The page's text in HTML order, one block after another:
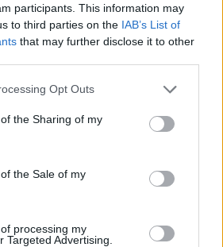
participants. This information may
to third parties on the IAB’s List of
that may further disclose it to other
app uses one or more Google
or usage behaviour. You may click to
to Google and its third-party tags to
specified purposes in below Google
Opt Outs
the Sharing of my
the Sale of my
processing my
Targeted Advertising.
és értesülj a friss hírekről a